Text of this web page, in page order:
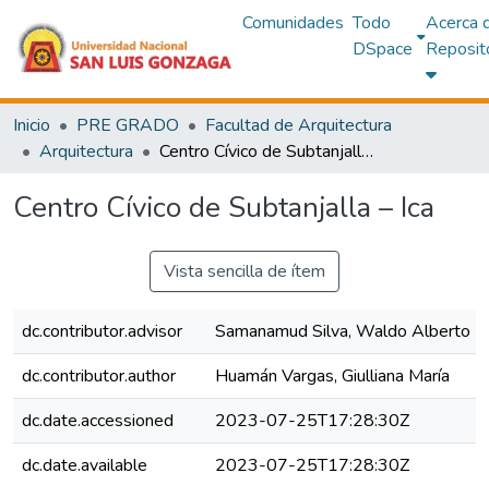
Comunidades Todo
DSpace
Acerca
Inicio PRE GRADO
Facultad de Arquitectura
Arquitectura
Centro Cívico de Subtanjalla – Ica
Centro Cívico de Subtanjalla – Ica
Vista sencilla de ítem
dc.contributor.advisor
Samanamud Silva, Waldo Alberto
dc.contributor.author
Huamán Vargas, Giulliana María
dc.date.accessioned
2023-07-25T17:28:30Z
dc.date.available
2023-07-25T17:28:30Z